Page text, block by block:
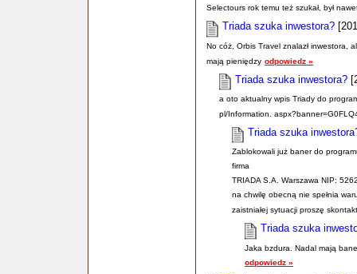
Selectours rok temu też szukał, był
Triada szuka inwestora?
No cóż, Orbis Travel znalazł inwestora,
mają pieniędzy odpowiedz »
Triada szuka inwestora?
a oto aktualny wpis Triady do
pl/Information.
Triada szuka
Zablokowali już baner do
firma
TRIADA S.A. Warszawa NIP:
na chwilę obecną nie spełnia
zaistniałej sytuacji proszę
Triada szuka
Jaka bzdura. Nadal mają
odpowiedz »